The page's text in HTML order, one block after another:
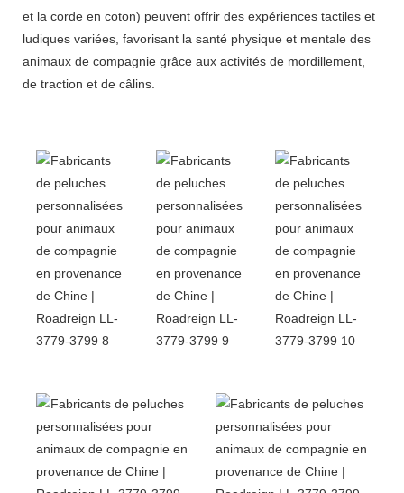
et la corde en coton) peuvent offrir des expériences tactiles et
ludiques variées, favorisant la santé physique et mentale des
animaux de compagnie grâce aux activités de mordillement,
de traction et de câlins.